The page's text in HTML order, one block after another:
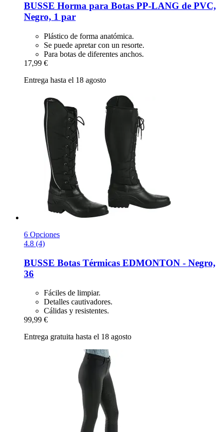
BUSSE Horma para Botas PP-​LANG de PVC,
Negro, 1 par
Plástico de forma anatómica.
Se puede apretar con un resorte.
Para botas de diferentes anchos.
17,99 €
Entrega hasta el 18 agosto
6 Opciones
4.8 (4)
BUSSE Botas Térmicas EDMONTON -​ Negro,
36
Fáciles de limpiar.
Detalles cautivadores.
Cálidas y resistentes.
99,99 €
Entrega gratuita hasta el 18 agosto